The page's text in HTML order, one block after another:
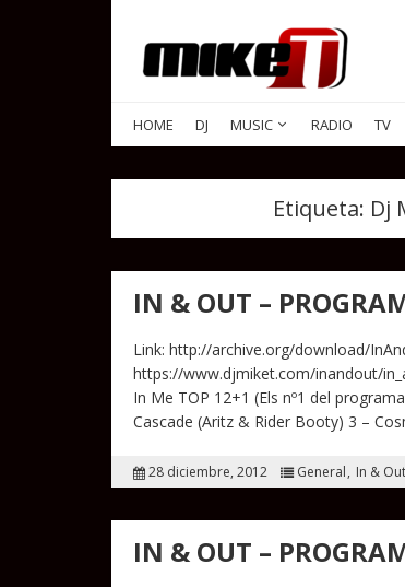
HOME DJ MUSIC RADIO TV
Etiqueta: Dj
IN & OUT –
Link: http://archive.org/download/
https://www.djmiket.com/inandout/
In Me TOP 12+1 (Els nº1 del
Cascade (Aritz & Rider Booty) 3 –
28 diciembre, 2012 General In & Out
IN & OUT –